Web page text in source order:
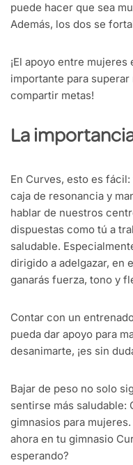
puede hacer que sea
Además, los dos se
¡El apoyo entre
importante para
compartir metas!
La
En Curves, esto es
caja de resonancia y
hablar de nuestros
dispuestas como tú a
saludable.
dirigido a adelgazar, en
ganarás fuerza, tono y
Contar con un
pueda dar apoyo para
desanimarte, ¡es sin
Bajar de peso no solo
sentirse más saludable:
gimnasios para mujeres.
ahora en tu gimnasio
esperando?